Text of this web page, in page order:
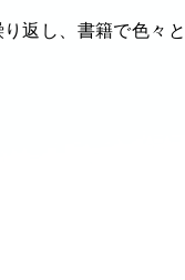
返し、書籍で色々